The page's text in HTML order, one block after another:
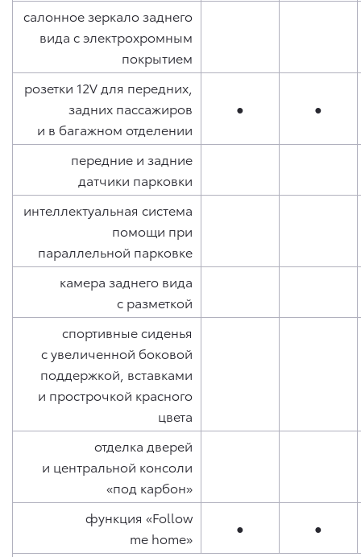
салонное зеркало заднего
вида с электрохромным
покрытием
розетки 12V для передних,
задних пассажиров
и в багажном отделении
● ●
передние и задние
датчики парковки
интеллектуальная система
помощи при
параллельной парковке
камера заднего вида
с разметкой
спортивные сиденья
с увеличенной боковой
поддержкой, вставками
и прострочкой красного
цвета
отделка дверей
и центральной консоли
«под карбон»
функция «Follow
me home»
● ●